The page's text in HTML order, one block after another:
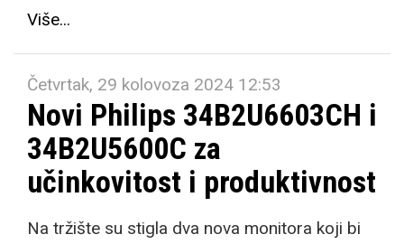
Više...
Četvrtak, 29 kolovoza 2024 12:53
Novi Philips 34B2U6603CH i
34B2U5600C za
učinkovitost i produktivnost
Na tržište su stigla dva nova monitora koji bi